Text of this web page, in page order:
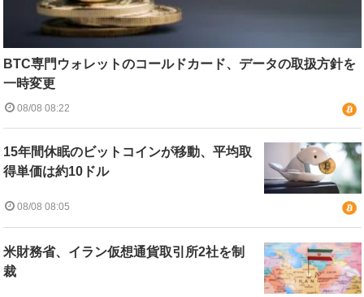
BTC専門ウォレットのコールドカード、データの取扱方針を
一時変更
08/08 08:22
15年間休眠のビットコインが移動、平均取
得単価は約10ドル
08/08 08:05
米財務省、イラン仮想通貨取引所2社を制
裁